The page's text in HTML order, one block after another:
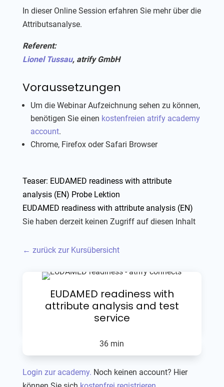
In dieser Online Session erfahren Sie mehr über die
Attributsanalyse.
Referent:
Lionel Tussau, atrify GmbH
Voraussetzungen
Um die Webinar Aufzeichnung sehen zu können,
benötigen Sie einen kostenfreien atrify academy
account.
Chrome, Firefox oder Safari Browser
Teaser: EUDAMED readiness with attribute
analysis (EN) Probe Lektion
EUDAMED readiness with attribute analysis (EN)
Sie haben derzeit keinen Zugriff auf diesen Inhalt
← zurück zur Kursübersicht
EUDAMED readiness with
attribute analysis and test
service
36 min
Login zur academy. Noch keinen account? Hier